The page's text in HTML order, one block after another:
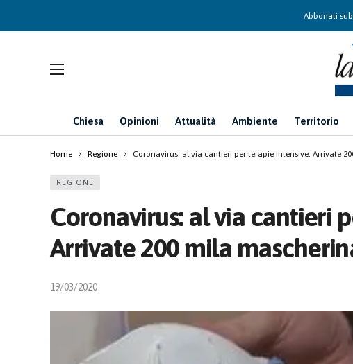
Abbonati
Chiesa Opinioni Attualità Ambiente Territorio
Home Regione Coronavirus: al via cantieri per terapie intensive. Arrivate
REGIONE
Coronavirus: al via cantieri
Arrivate 200 mila
19/03/2020